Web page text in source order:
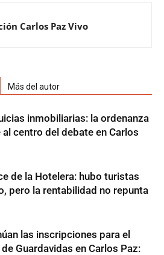
Carlos Paz Vivo
Más del autor
inmobiliarias: la ordenanza
al centro del debate en Carlos
de la Hotelera: hubo turistas
pero la rentabilidad no repunta
las inscripciones para el
Guardavidas en Carlos Paz: